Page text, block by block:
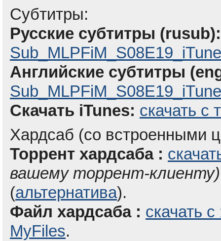
Субтитры:
Русские субтитры (rusub):
Английские субтитры
Скачать iTunes: скачать с
Хардсаб (со встроенными
Торрент хардсаба :
вашему торрент-клиенту)
(альтернатива).
Файл хардсаба : скачать
MyFiles.